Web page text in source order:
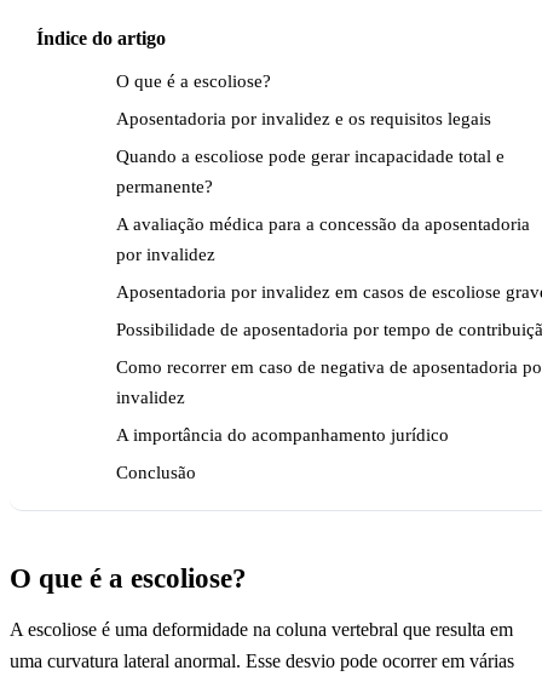
Índice do artigo
O que é a escoliose?
Aposentadoria por invalidez e os requisitos legais
Quando a escoliose pode gerar incapacidade total e
permanente?
A avaliação médica para a concessão da aposentadoria
por invalidez
Aposentadoria por invalidez em casos de escoliose
Possibilidade de aposentadoria por tempo de
Como recorrer em caso de negativa de aposentadoria
invalidez
A importância do acompanhamento jurídico
Conclusão
O que é a escoliose?
A escoliose é uma deformidade na coluna vertebral que resulta em
uma curvatura lateral anormal. Esse desvio pode ocorrer em várias